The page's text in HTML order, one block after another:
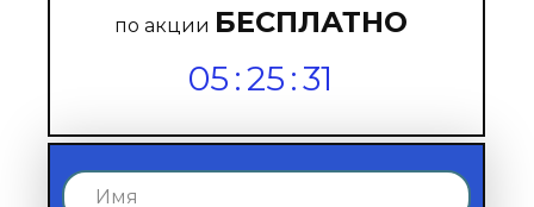
по акции БЕСПЛАТНО
05 : 25 : 29